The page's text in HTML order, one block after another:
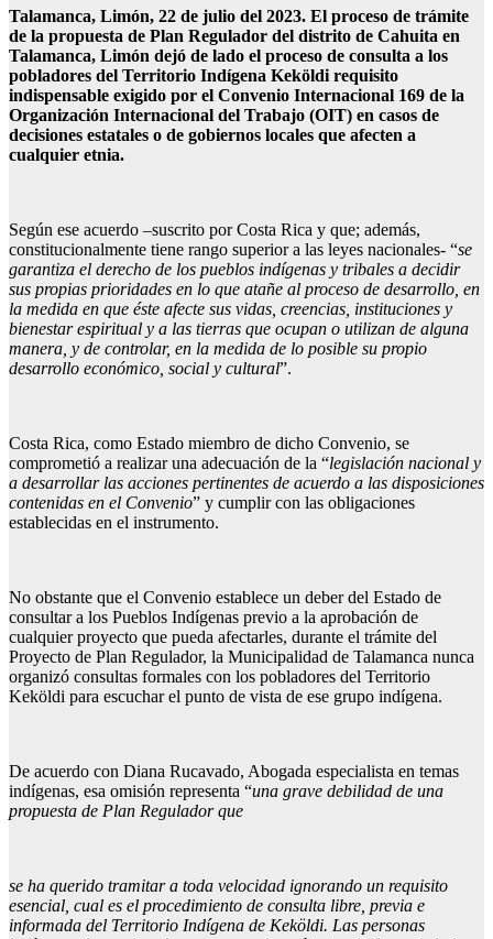
Talamanca, Limón, 22 de julio del 2023. El proceso de trámite
de la propuesta de Plan Regulador del distrito de Cahuita en
Talamanca, Limón dejó de lado el proceso de consulta a los
pobladores del Territorio Indígena Keköldi requisito
indispensable exigido por el Convenio Internacional 169 de la
Organización Internacional del Trabajo (OIT) en casos de
decisiones estatales o de gobiernos locales que afecten a
cualquier etnia.
Según ese acuerdo –suscrito por Costa Rica y que; además,
constitucionalmente tiene rango superior a las leyes nacionales- “se
garantiza el derecho de los pueblos indígenas y tribales a decidir
sus propias prioridades en lo que atañe al proceso de desarrollo, en
la medida en que éste afecte sus vidas, creencias, instituciones y
bienestar espiritual y a las tierras que ocupan o utilizan de alguna
manera, y de controlar, en la medida de lo posible su propio
desarrollo económico, social y cultural”.
Costa Rica, como Estado miembro de dicho Convenio, se
comprometió a realizar una adecuación de la “legislación nacional y
a desarrollar las acciones pertinentes de acuerdo a las disposiciones
contenidas en el Convenio” y cumplir con las obligaciones
establecidas en el instrumento.
No obstante que el Convenio establece un deber del Estado de
consultar a los Pueblos Indígenas previo a la aprobación de
cualquier proyecto que pueda afectarles, durante el trámite del
Proyecto de Plan Regulador, la Municipalidad de Talamanca nunca
organizó consultas formales con los pobladores del Territorio
Keköldi para escuchar el punto de vista de ese grupo indígena.
De acuerdo con Diana Rucavado, Abogada especialista en temas
indígenas, esa omisión representa “una grave debilidad de una
propuesta de Plan Regulador que
se ha querido tramitar a toda velocidad ignorando un requisito
esencial, cual es el procedimiento de consulta libre, previa e
informada del Territorio Indígena de Keköldi. Las personas